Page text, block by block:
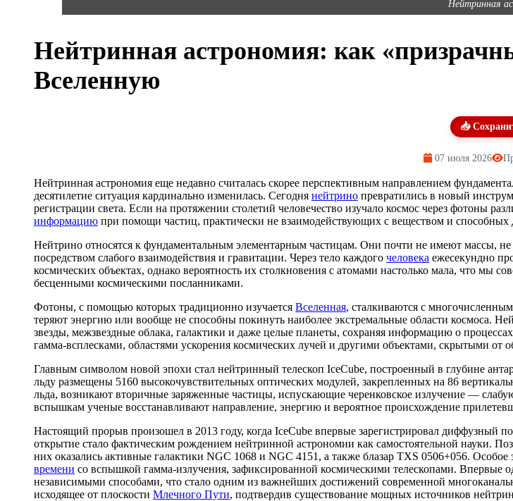
Нейтринная
Нейтринная астрономия: как
Вселенную
📥
07 июля 2026
Нейтринная астрономия еще недавно считалась скорее перспективным направлением
десятилетие ситуация кардинально изменилась. Сегодня нейтрино превратились в новый
регистрации света. Если на протяжении столетий человечество изучало космос через фотоны
информацию при помощи частиц, практически не взаимодействующих с веществом и способных
Нейтрино относятся к фундаментальным элементарным частицам. Они почти не имеют массы,
посредством слабого взаимодействия и гравитации. Через тело каждого человека ежесекундно
космических объектах, однако вероятность их столкновения с атомами настолько мала, что мы
бесценными космическими посланниками.
Фотоны, с помощью которых традиционно изучается Вселенная, сталкиваются с
теряют энергию или вообще не способны покинуть наиболее экстремальные области космоса.
звезды, межзвездные облака, галактики и даже целые планеты, сохраняя информацию о
гамма-всплесками, областями ускорения космических лучей и другими объектами, скрытыми от
Главным символом новой эпохи стал нейтринный телескоп IceCube, построенный в глубине
льду размещены 5160 высокочувствительных оптических модулей, закрепленных на 86
льда, возникают вторичные заряженные частицы, испускающие черенковское излучение —
вспышкам ученые восстанавливают направление, энергию и вероятное происхождение
Настоящий прорыв произошел в 2013 году, когда IceCube впервые зарегистрировал диффузный
открытие стало фактическим рождением нейтринной астрономии как самостоятельной науки.
них оказались активные галактики NGC 1068 и NGC 4151, а также блазар TXS 0506+056.
времени со вспышкой гамма-излучения, зафиксированной космическими телескопами. Впервые
независимыми способами, что стало одним из важнейших достижений современной
исходящее от плоскости Млечного Пути, подтвердив существование мощных источников